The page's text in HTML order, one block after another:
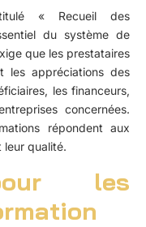
« Recueil des
du système de
que les prestataires
les appréciations des
les financeurs,
concernées.
répondent aux
leur qualité.
les